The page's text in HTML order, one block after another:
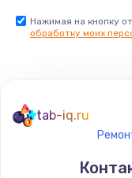
Нажимая на кнопку
обработку моих
tab-iq.ru